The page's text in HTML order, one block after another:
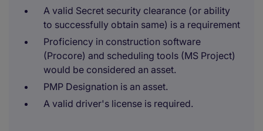
A valid Secret security clearance (or ability
to successfully obtain same) is a requirement
Proficiency in construction software
(Procore) and scheduling tools (MS Project)
would be considered an asset.
PMP Designation is an asset.
A valid driver's license is required.